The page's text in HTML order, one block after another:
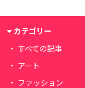
カテゴリー
すべての記事
アート
ファッション